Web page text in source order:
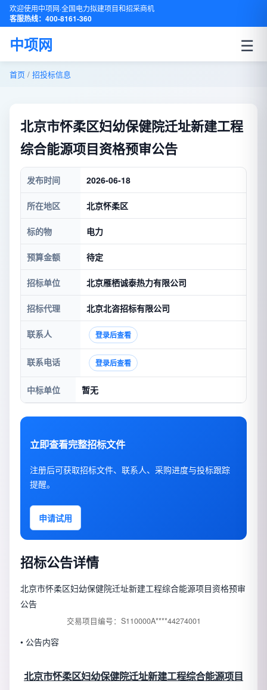
欢迎使用中项网·全国电力拟建项目和招采商机
客服热线：400-8161-360
中项网 ☰
首页 / 招投标信息
北京市怀柔区妇幼保健院迁址新建工程
综合能源项目资格预审公告
发布时间 2026-06-18
所在地区 北京怀柔区
标的物 电力
预算金额 待定
招标单位 北京雁栖诚泰热力有限公司
招标代理 北京北咨招标有限公司
联系人 登录后查看
联系电话 登录后查看
中标单位 暂无
立即查看完整招标文件
注册后可获取招标文件、联系人、采购进度与投标跟踪
提醒。
申请试用
招标公告详情
北京市怀柔区妇幼保健院迁址新建工程综合能源项目资格预审
公告
交易项目编号：S110000A****44274001
• 公告内容
北京市怀柔区妇幼保健院迁址新建工程综合能源项目